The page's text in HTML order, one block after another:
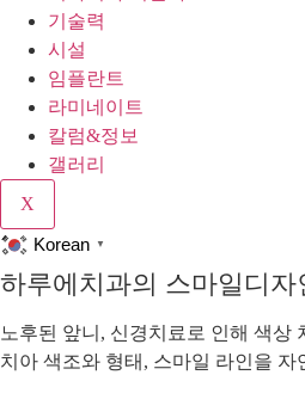
기술력
시설
임플란트
라미네이트
칼럼&정보
갤러리
X
Korean
▼
하루에치과의 스마일디
노후된 앞니, 신경치료로 인해 색상
치아 색조와 형태, 스마일 라인을 자